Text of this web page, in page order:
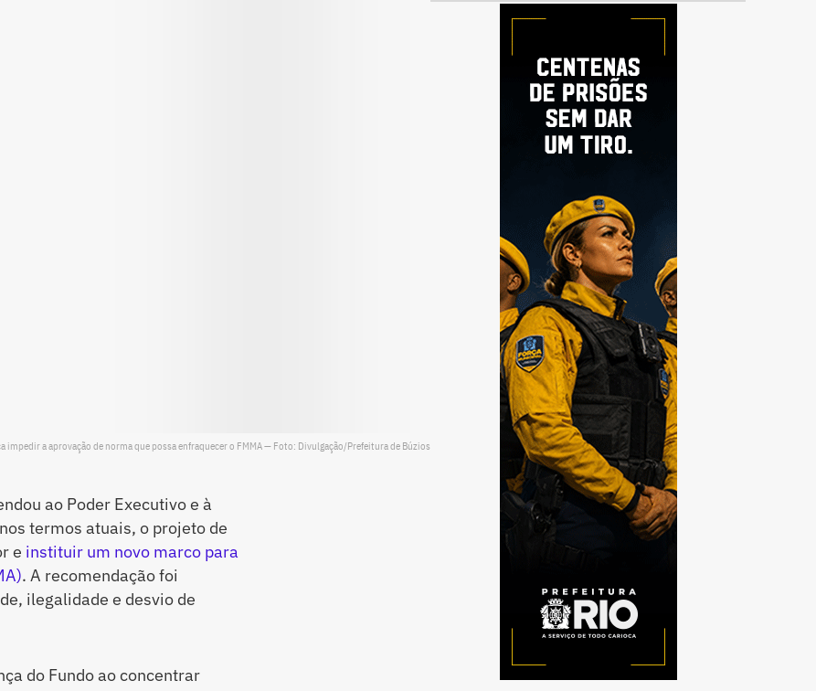
impedir a aprovação de norma que possa enfraquecer o FMMA — Foto: Divulgação/Prefeitura de Búzios
ao Poder Executivo e à
termos atuais, o projeto de
e instituir um novo marco para
. A recomendação foi
ilegalidade e desvio de
do Fundo ao concentrar